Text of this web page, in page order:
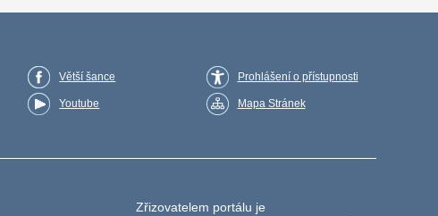
Větší šance
Youtube
Prohlášení o přístupnosti
Mapa Stránek
Zřizovatelem portálu je